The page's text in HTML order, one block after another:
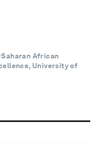
African
University of